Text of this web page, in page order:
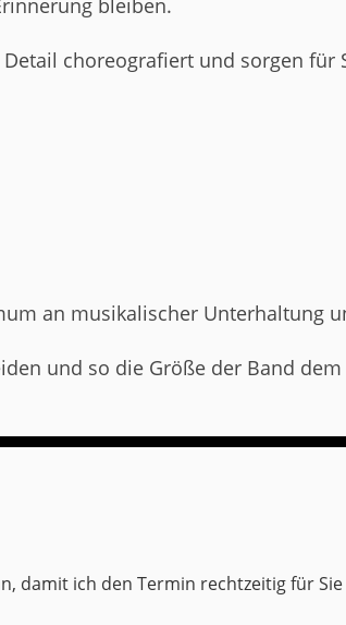
bleiben.
choreografiert und sorgen
an musikalischer Unterhaltung
und so die Größe der Band
damit ich den Termin rechtzeitig für